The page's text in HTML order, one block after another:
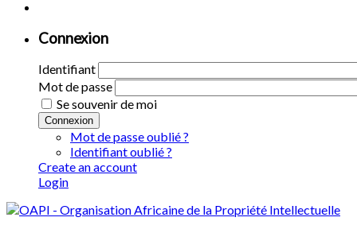
Connexion
Identifiant
Mot de passe
Se souvenir de moi
Connexion
Mot de passe oublié ?
Identifiant oublié ?
Create an account
Login